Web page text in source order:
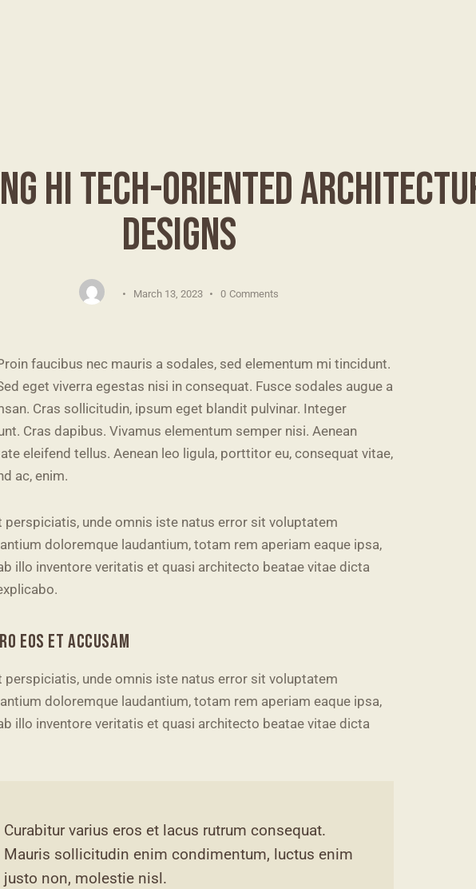
HI TECH-ORIENTED
DESIGNS
March 13, 2023 0 Comments
faucibus nec mauris a sodales, sed elementum mi tincidunt.
eget viverra egestas nisi in consequat. Fusce sodales augue a
Cras sollicitudin, ipsum eget blandit pulvinar. Integer
Cras dapibus. Vivamus elementum semper nisi. Aenean
eleifend tellus. Aenean leo ligula, porttitor eu, consequat vitae,
ac, enim.
perspiciatis, unde omnis iste natus error sit voluptatem
doloremque laudantium, totam rem aperiam eaque ipsa,
illo inventore veritatis et quasi architecto beatae vitae dicta
EOS ET ACCUSAM
perspiciatis, unde omnis iste natus error sit voluptatem
doloremque laudantium, totam rem aperiam eaque ipsa,
illo inventore veritatis et quasi architecto beatae vitae dicta
Curabitur varius eros et lacus rutrum consequat.
Mauris sollicitudin enim condimentum, luctus enim
justo non, molestie nisl.